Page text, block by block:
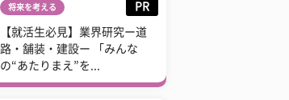
将来を考える PR
【就活生必見】業界研究ー道
路・舗装・建設ー 「みんな
の“あたりまえ”を...